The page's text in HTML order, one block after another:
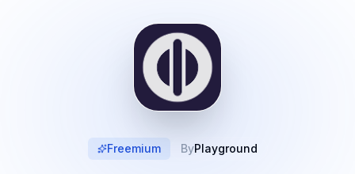
Freemium ByPlayground